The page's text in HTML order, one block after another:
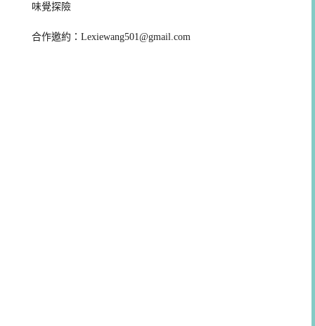
味覺探險
合作邀約：Lexiewang501@gmail.com